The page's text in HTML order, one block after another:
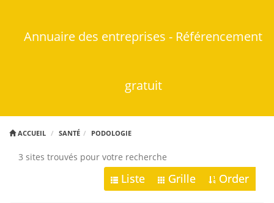
Annuaire des entreprises - Référencement
gratuit
ACCUEIL SANTÉ PODOLOGIE
3 sites trouvés pour votre recherche
Liste Grille Order